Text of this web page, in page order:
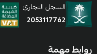
السجل التجاري
2053117762
روابط مهمة